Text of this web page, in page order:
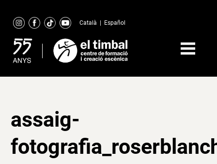
content
Català Español
assaig-